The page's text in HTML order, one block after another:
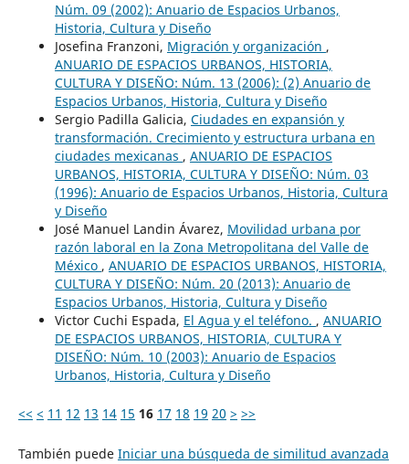
Núm. 09 (2002): Anuario de Espacios Urbanos,
Historia, Cultura y Diseño
Josefina Franzoni, Migración y organización ,
ANUARIO DE ESPACIOS URBANOS, HISTORIA,
CULTURA Y DISEÑO: Núm. 13 (2006): (2) Anuario de
Espacios Urbanos, Historia, Cultura y Diseño
Sergio Padilla Galicia, Ciudades en expansión y
transformación. Crecimiento y estructura urbana en
ciudades mexicanas , ANUARIO DE ESPACIOS
URBANOS, HISTORIA, CULTURA Y DISEÑO: Núm. 03
(1996): Anuario de Espacios Urbanos, Historia, Cultura
y Diseño
José Manuel Landin Ávarez, Movilidad urbana por
razón laboral en la Zona Metropolitana del Valle de
México , ANUARIO DE ESPACIOS URBANOS, HISTORIA,
CULTURA Y DISEÑO: Núm. 20 (2013): Anuario de
Espacios Urbanos, Historia, Cultura y Diseño
Victor Cuchi Espada, El Agua y el teléfono. , ANUARIO
DE ESPACIOS URBANOS, HISTORIA, CULTURA Y
DISEÑO: Núm. 10 (2003): Anuario de Espacios
Urbanos, Historia, Cultura y Diseño
<< < 11 12 13 14 15 16 17 18 19 20 > >>
También puede Iniciar una búsqueda de similitud avanzada